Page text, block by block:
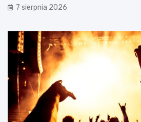
7 sierpnia 2026